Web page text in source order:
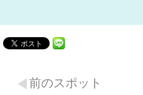
前のスポット